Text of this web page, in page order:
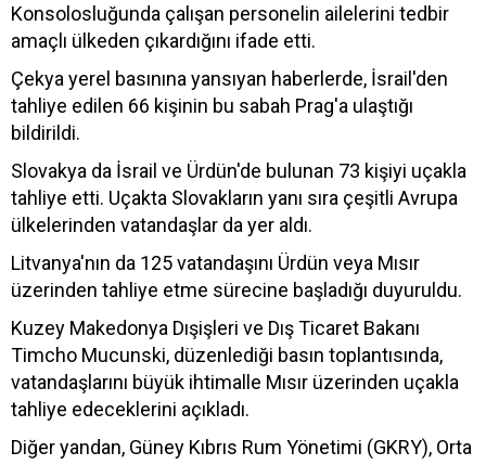
Konsolosluğunda çalışan personelin ailelerini tedbir
amaçlı ülkeden çıkardığını ifade etti.
Çekya yerel basınına yansıyan haberlerde, İsrail'den
tahliye edilen 66 kişinin bu sabah Prag'a ulaştığı
bildirildi.
Slovakya da İsrail ve Ürdün'de bulunan 73 kişiyi uçakla
tahliye etti. Uçakta Slovakların yanı sıra çeşitli Avrupa
ülkelerinden vatandaşlar da yer aldı.
Litvanya'nın da 125 vatandaşını Ürdün veya Mısır
üzerinden tahliye etme sürecine başladığı duyuruldu.
Kuzey Makedonya Dışişleri ve Dış Ticaret Bakanı
Timcho Mucunski, düzenlediği basın toplantısında,
vatandaşlarını büyük ihtimalle Mısır üzerinden uçakla
tahliye edeceklerini açıkladı.
Diğer yandan, Güney Kıbrıs Rum Yönetimi (GKRY), Orta